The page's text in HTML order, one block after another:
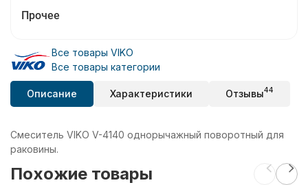
Прочее
Все товары VIKO
Все товары категории
Описание Характеристики Отзывы44
Смеситель VIKO V-4140 однорычажный поворотный для
раковины.
Похожие товары